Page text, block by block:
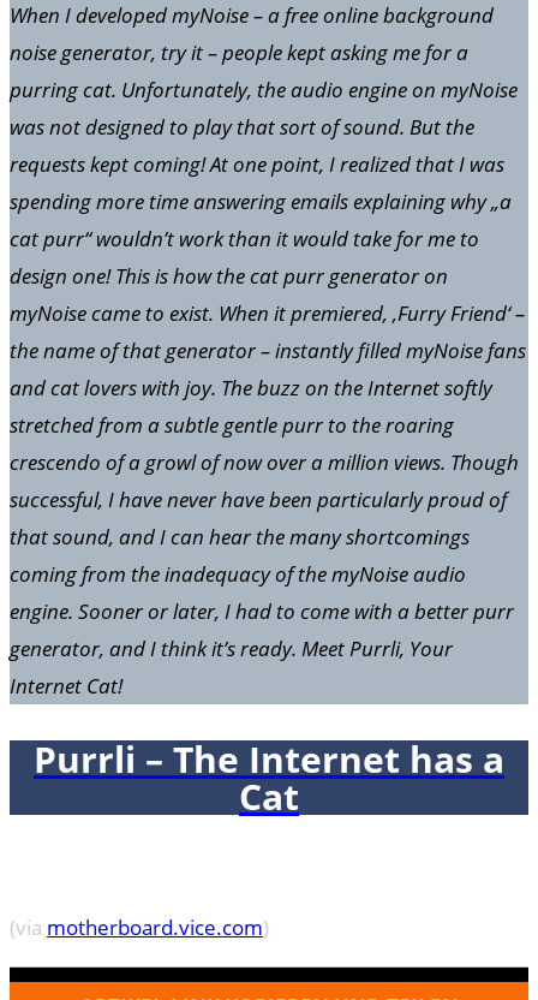
When I developed myNoise – a free online background
noise generator, try it – people kept asking me for a
purring cat. Unfortunately, the audio engine on myNoise
was not designed to play that sort of sound. But the
requests kept coming! At one point, I realized that I was
spending more time answering emails explaining why „a
cat purr“ wouldn’t work than it would take for me to
design one! This is how the cat purr generator on
myNoise came to exist. When it premiered, ‚Furry Friend‘ –
the name of that generator – instantly filled myNoise fans
and cat lovers with joy. The buzz on the Internet softly
stretched from a subtle gentle purr to the roaring
crescendo of a growl of now over a million views. Though
successful, I have never have been particularly proud of
that sound, and I can hear the many shortcomings
coming from the inadequacy of the myNoise audio
engine. Sooner or later, I had to come with a better purr
generator, and I think it’s ready. Meet Purrli, Your
Internet Cat!
Purrli – The Internet has a
Cat
(via motherboard.vice.com)